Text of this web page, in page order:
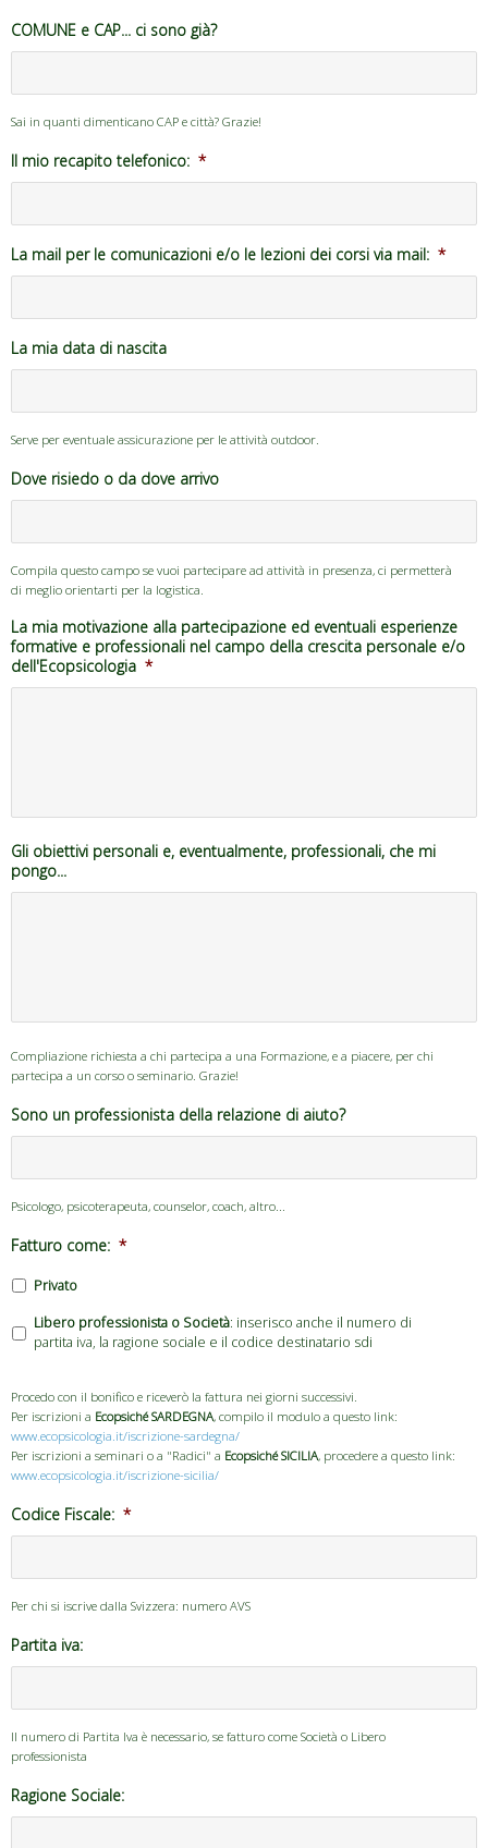
COMUNE e CAP... ci sono già?
Sai in quanti dimenticano CAP e città? Grazie!
Il mio recapito telefonico: *
La mail per le comunicazioni e/o le lezioni dei corsi via mail: *
La mia data di nascita
Serve per eventuale assicurazione per le attività outdoor.
Dove risiedo o da dove arrivo
Compila questo campo se vuoi partecipare ad attività in presenza, ci permetterà
di meglio orientarti per la logistica.
La mia motivazione alla partecipazione ed eventuali esperienze
formative e professionali nel campo della crescita personale e/o
dell'Ecopsicologia *
Gli obiettivi personali e, eventualmente, professionali, che mi
pongo...
Compliazione richiesta a chi partecipa a una Formazione, e a piacere, per chi
partecipa a un corso o seminario. Grazie!
Sono un professionista della relazione di aiuto?
Psicologo, psicoterapeuta, counselor, coach, altro...
Fatturo come: *
Privato
Libero professionista o Società: inserisco anche il numero di
partita iva, la ragione sociale e il codice destinatario sdi
Procedo con il bonifico e riceverò la fattura nei giorni successivi.
Per iscrizioni a Ecopsiché SARDEGNA, compilo il modulo a questo link:
www.ecopsicologia.it/iscrizione-sardegna/
Per iscrizioni a seminari o a "Radici" a Ecopsiché SICILIA, procedere a questo link:
www.ecopsicologia.it/iscrizione-sicilia/
Codice Fiscale: *
Per chi si iscrive dalla Svizzera: numero AVS
Partita iva:
Il numero di Partita Iva è necessario, se fatturo come Società o Libero
professionista
Ragione Sociale: